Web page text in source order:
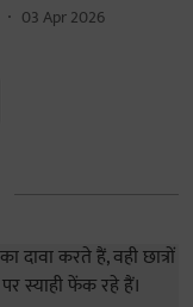
03 Apr 2026